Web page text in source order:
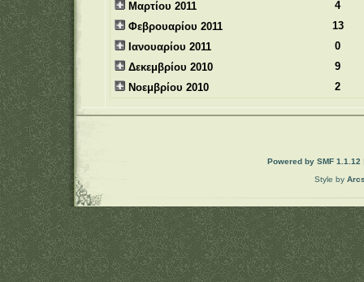
Μαρτίου 2011
4
Φεβρουαρίου 2011
13
Ιανουαρίου 2011
0
Δεκεμβρίου 2010
9
Νοεμβρίου 2010
2
Powered by SMF 1.1.12
Style by